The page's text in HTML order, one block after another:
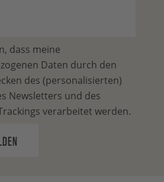
dass meine
Daten durch den
des (personalisierten)
Newsletters und des
verarbeitet werden.